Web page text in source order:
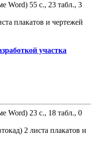
Word) 55 с., 23 табл., 3
плакатов и чертежей
участка
Word) 23 с., 18 табл., 0
2 листа плакатов и